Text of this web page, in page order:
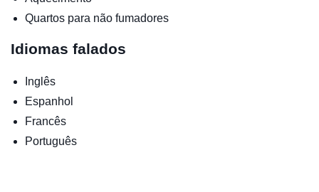
Quartos para não fumadores
Idiomas falados
Inglês
Espanhol
Francês
Português